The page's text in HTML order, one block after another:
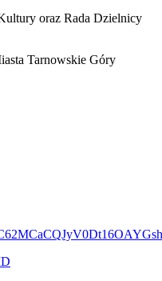
oraz Rada Dzielnicy
Tarnowskie Góry